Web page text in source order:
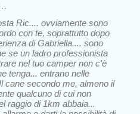
Ric.... ovviamente sono
con te, soprattutto dopo
di Gabriella.... sono
se un ladro professionista
nel tuo camper non c'è
tenga... entrano nelle
cane secondo me, almeno il
qualcuno di cui non
raggio di 1km abbaia...